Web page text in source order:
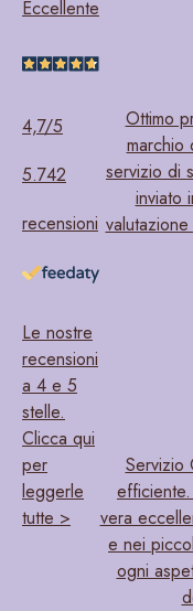
click on the "Accept"
of cookies used by
or if you want to
Consent
Selection
Preferences
Statistics
Marketing
Eccellente
4,7/5
5.742
recensioni
Le nostre
recensioni
a 4 e 5
stelle.
Clicca qui
per
leggerle
tutte >
Ottimo
marchio
servizio di
inviato
Servizio
vera
e nei
ogni